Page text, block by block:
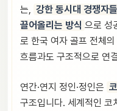
는, 강한 동시대 경쟁자
끌어올리는 방식 으로 성
로 한국 여자 골프 전체
흐름과도 구조적으로 연
연간·연지 정인·정인은
구조입니다. 세계적인 코